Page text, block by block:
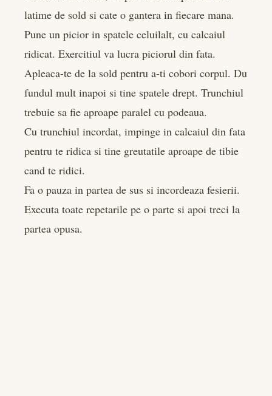
latime de sold si cate o gantera in fiecare mana.
Pune un picior in spatele celuilalt, cu calcaiul
ridicat. Exercitiul va lucra piciorul din fata.
Apleaca-te de la sold pentru a-ti cobori corpul. Du
fundul mult inapoi si tine spatele drept. Trunchiul
trebuie sa fie aproape paralel cu podeaua.
Cu trunchiul incordat, impinge in calcaiul din fata
pentru te ridica si tine greutatile aproape de tibie
cand te ridici.
Fa o pauza in partea de sus si incordeaza fesierii.
Executa toate repetarile pe o parte si apoi treci la
partea opusa.